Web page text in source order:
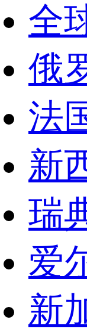
全
俄
法
新
瑞
爱
新